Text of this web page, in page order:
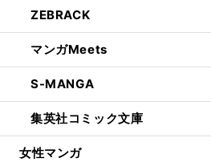
ZEBRACK
マンガMeets
S-MANGA
集英社コミック文庫
女性マンガ